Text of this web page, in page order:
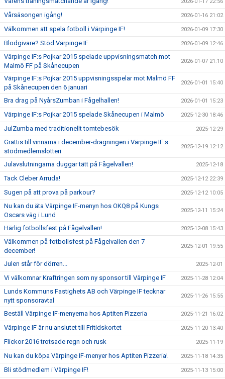
Vårsäsongen igång! 2026-01-16 21:02
Välkommen att spela fotboll i Värpinge IF! 2026-01-09 17:30
Blodgivare? Stöd Värpinge IF 2026-01-09 12:46
Värpinge IF:s Pojkar 2015 spelade uppvisningsmatch mot
Malmö FF på Skånecupen
2026-01-07 21:10
Värpinge IF:s Pojkar 2015 uppvisningsspelar mot Malmö FF
på Skånecupen den 6 januari
2026-01-01 15:40
Bra drag på NyårsZumban i Fågelhallen! 2026-01-01 15:23
Värpinge IF:s Pojkar 2015 spelade Skånecupen i Malmö 2025-12-30 18:46
JulZumba med traditionellt tomtebesök 2025-12-29
Grattis till vinnarna i december-dragningen i Värpinge IF:s
stödmedlemslotteri
2025-12-19 12:12
Julavslutningarna duggar tätt på Fågelvallen! 2025-12-18
Tack Cleber Arruda! 2025-12-12 22:39
Sugen på att prova på parkour? 2025-12-12 10:05
Nu kan du äta Värpinge IF-menyn hos OKQ8 på Kungs
Oscars väg i Lund
2025-12-11 15:24
Härlig fotbollsfest på Fågelvallen! 2025-12-08 15:43
Välkommen på fotbollsfest på Fågelvallen den 7
december!
2025-12-01 19:55
Julen står för dörren... 2025-12-01
Vi välkomnar Kraftringen som ny sponsor till Värpinge IF 2025-11-28 12:04
Lunds Kommuns Fastighets AB och Värpinge IF tecknar
nytt sponsoravtal
2025-11-26 15:55
Beställ Värpinge IF-menyerna hos Aptiten Pizzeria 2025-11-21 16:02
Värpinge IF är nu anslutet till Fritidskortet 2025-11-20 13:40
Flickor 2016 trotsade regn och rusk 2025-11-19
Nu kan du köpa Värpinge IF-menyer hos Aptiten Pizzeria! 2025-11-18 14:35
Bli stödmedlem i Värpinge IF! 2025-11-13 15:00